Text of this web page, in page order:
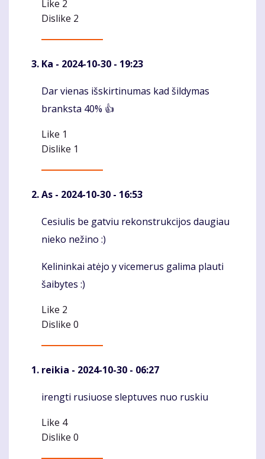
Like 2
Dislike 2
Ka - 2024-10-30 - 19:23
Komentaras
Dar vienas išskirtinumas kad šildymas
branksta 40% 👍
Like 1
Dislike 1
As - 2024-10-30 - 16:53
Komentaras
Cesiulis be gatviu rekonstrukcijos daugiau
nieko nežino :)
Kelininkai atėjo y vicemerus galima plauti
šaibytes :)
Like 2
Dislike 0
reikia - 2024-10-30 - 06:27
Komentaras
irengti rusiuose sleptuves nuo ruskiu
Like 4
Dislike 0